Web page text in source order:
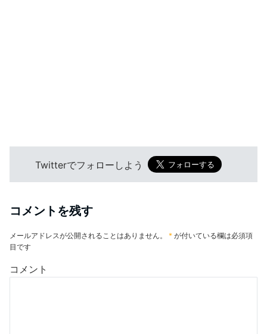
Twitterでフォローしよう
コメントを残す
メールアドレスが公開されることはありません。 * が付いている欄は必須項
目です
コメント